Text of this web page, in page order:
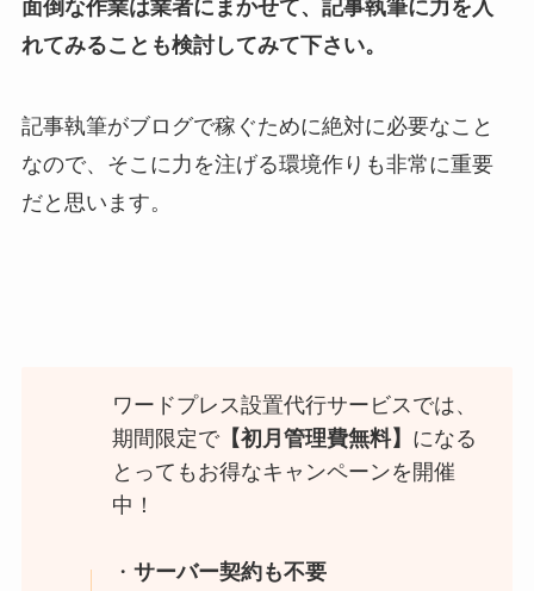
面倒な作業は業者にまかせて、記事執筆に力を入
れてみることも検討してみて下さい。
記事執筆がブログで稼ぐために絶対に必要なこと
なので、そこに力を注げる環境作りも非常に重要
だと思います。
ワードプレス設置代行サービスでは、
期間限定で【初月管理費無料】 になる
とってもお得なキャンペーンを開催
中！
・サーバー契約も不要